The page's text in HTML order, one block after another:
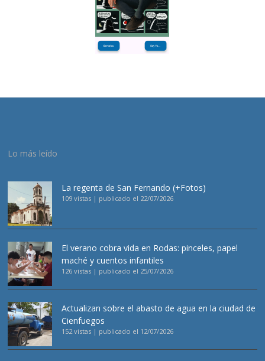
Lo más leído
La regenta de San Fernando (+Fotos)
109 vistas | publicado el 22/07/2026
El verano cobra vida en Rodas: pinceles, papel
maché y cuentos infantiles
126 vistas | publicado el 25/07/2026
Actualizan sobre el abasto de agua en la ciudad de
Cienfuegos
152 vistas | publicado el 12/07/2026